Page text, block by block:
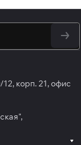
корп. 21, офис